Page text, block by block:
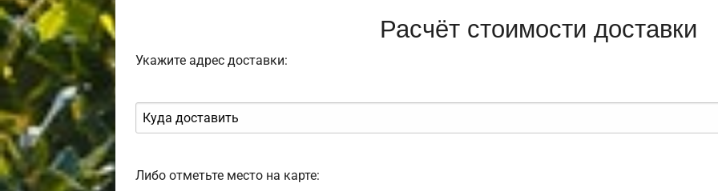
Расчёт стоимости доставки
Укажите адрес доставки:
Либо отметьте место на карте: